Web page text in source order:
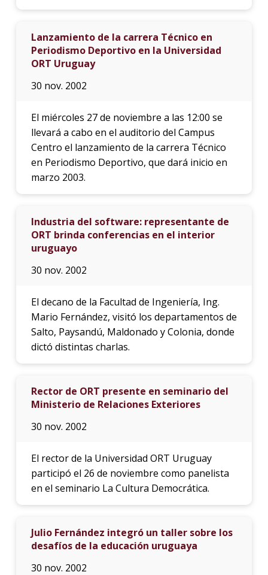
Lanzamiento de la carrera Técnico en
Periodismo Deportivo en la Universidad
ORT Uruguay
30 nov. 2002
El miércoles 27 de noviembre a las 12:00 se
llevará a cabo en el auditorio del Campus
Centro el lanzamiento de la carrera Técnico
en Periodismo Deportivo, que dará inicio en
marzo 2003.
Industria del software: representante de
ORT brinda conferencias en el interior
uruguayo
30 nov. 2002
El decano de la Facultad de Ingeniería, Ing.
Mario Fernández, visitó los departamentos de
Salto, Paysandú, Maldonado y Colonia, donde
dictó distintas charlas.
Rector de ORT presente en seminario del
Ministerio de Relaciones Exteriores
30 nov. 2002
El rector de la Universidad ORT Uruguay
participó el 26 de noviembre como panelista
en el seminario La Cultura Democrática.
Julio Fernández integró un taller sobre los
desafíos de la educación uruguaya
30 nov. 2002